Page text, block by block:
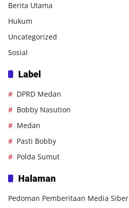
Berita Utama
Hukum
Uncategorized
Sosial
Label
DPRD Medan
Bobby Nasution
Medan
Pasti Bobby
Polda Sumut
Halaman
Pedoman Pemberitaan Media Siber